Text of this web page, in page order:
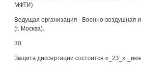
МФТИ)
Ведущая организация - Военно-воздушная
(г. Москва).
30
Защита диссертации состоится «_23_»